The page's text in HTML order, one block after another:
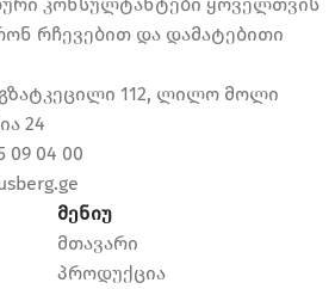
რჩევებით და დამატებითი
112, ლილო მოლი
24
09 04 00
მენიუ
მთავარი
პროდუქცია